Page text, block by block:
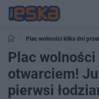
Plac wolności kilka dni
łodzianie [ZDJĘCIA]
Plac
otwarciem!
pierwsi